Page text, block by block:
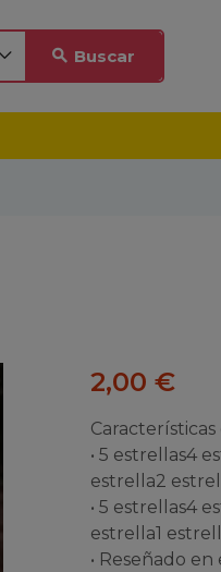
Buscar
2,00 €
• 5 estrellas4
estrella2
• 5 estrellas4
estrella1
• Reseñado